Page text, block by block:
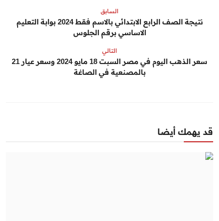
السابق
نتيجة الصف الرابع الابتدائي بالاسم فقط 2024 بوابة التعليم
الاساسي برقم الجلوس
التالي
سعر الذهب اليوم في مصر السبت 18 مايو 2024 وسعر عيار 21
بالمصنعية في الصاغة
قد يهمك أيضا